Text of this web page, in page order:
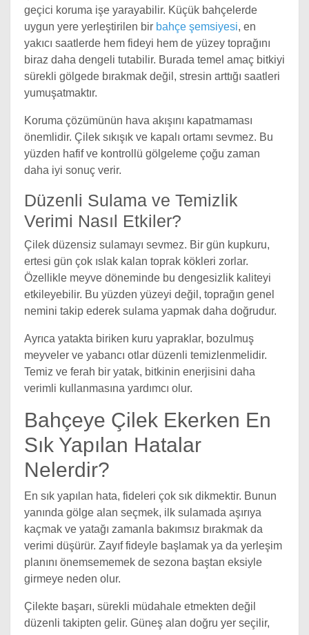
geçici koruma işe yarayabilir. Küçük bahçelerde
uygun yere yerleştirilen bir bahçe şemsiyesi, en
yakıcı saatlerde hem fideyi hem de yüzey toprağını
biraz daha dengeli tutabilir. Burada temel amaç bitkiyi
sürekli gölgede bırakmak değil, stresin arttığı saatleri
yumuşatmaktır.
Koruma çözümünün hava akışını kapatmaması
önemlidir. Çilek sıkışık ve kapalı ortamı sevmez. Bu
yüzden hafif ve kontrollü gölgeleme çoğu zaman
daha iyi sonuç verir.
Düzenli Sulama ve Temizlik
Verimi Nasıl Etkiler?
Çilek düzensiz sulamayı sevmez. Bir gün kupkuru,
ertesi gün çok ıslak kalan toprak kökleri zorlar.
Özellikle meyve döneminde bu dengesizlik kaliteyi
etkileyebilir. Bu yüzden yüzeyi değil, toprağın genel
nemini takip ederek sulama yapmak daha doğrudur.
Ayrıca yatakta biriken kuru yapraklar, bozulmuş
meyveler ve yabancı otlar düzenli temizlenmelidir.
Temiz ve ferah bir yatak, bitkinin enerjisini daha
verimli kullanmasına yardımcı olur.
Bahçeye Çilek Ekerken En
Sık Yapılan Hatalar
Nelerdir?
En sık yapılan hata, fideleri çok sık dikmektir. Bunun
yanında gölge alan seçmek, ilk sulamada aşırıya
kaçmak ve yatağı zamanla bakımsız bırakmak da
verimi düşürür. Zayıf fideyle başlamak ya da yerleşim
planını önemsememek de sezona baştan eksiyle
girmeye neden olur.
Çilekte başarı, sürekli müdahale etmekten değil
düzenli takipten gelir. Güneş alan doğru yer seçilir,